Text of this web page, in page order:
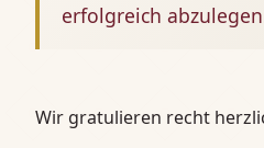
erfolgreich
Wir gratulieren recht